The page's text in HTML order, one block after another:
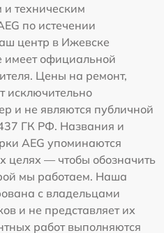
техническим
по истечении
центр в Ижевске
имеет официальной
Цены на ремонт,
исключительно
и не являются публичной
ГК РФ. Названия и
AEG упоминаются
целях — чтобы обозначить
мы работаем. Наша
с владельцами
и не представляет их
работ выполняются